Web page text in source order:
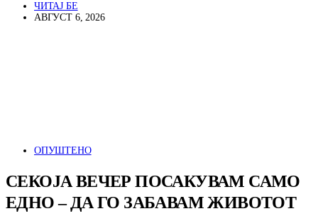
ЧИТАЈ БЕ
АВГУСТ 6, 2026
ОПУШТЕНО
СЕКОЈА ВЕЧЕР ПОСАКУВАМ САМО
ЕДНО – ДА ГО ЗАБАВАМ ЖИВОТОТ